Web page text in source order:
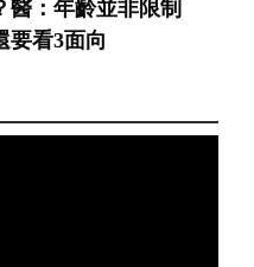
醫：年齡並非限制
要看3面向